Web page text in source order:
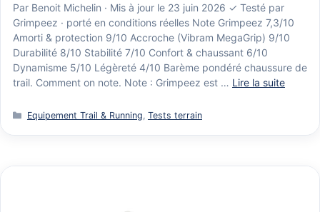
Par Benoit Michelin · Mis à jour le 23 juin 2026 ✓ Testé par
Grimpeez · porté en conditions réelles Note Grimpeez 7,3/10
Amorti & protection 9/10 Accroche (Vibram MegaGrip) 9/10
Durabilité 8/10 Stabilité 7/10 Confort & chaussant 6/10
Dynamisme 5/10 Légèreté 4/10 Barème pondéré chaussure de
trail. Comment on note. Note : Grimpeez est … Lire la suite
Catégories
Equipement Trail & Running, Tests terrain